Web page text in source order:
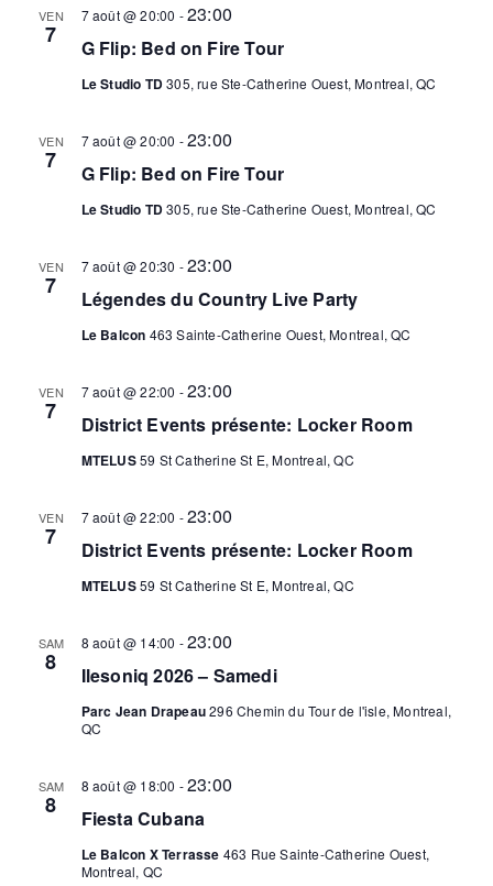
VEN
7 G Flip: Bed on Fire Tour
7 août @ 20:00 -23:00
Le Studio TD305, rue Ste-Catherine Ouest, Montreal, QC
VEN
7 G Flip: Bed on Fire Tour
7 août @ 20:00 -23:00
Le Studio TD305, rue Ste-Catherine Ouest, Montreal, QC
VEN
7 Légendes du Country Live Party
7 août @ 20:30 -23:00
Le Balcon 463 Sainte-Catherine Ouest, Montreal, QC
VEN
7 District Events présente: Locker Room
7 août @ 22:00 -23:00
MTELUS59 St Catherine St E, Montreal, QC
VEN
7 District Events présente: Locker Room
7 août @ 22:00 -23:00
MTELUS59 St Catherine St E, Montreal, QC
SAM
8 Ilesoniq 2026 – Samedi
8 août @ 14:00 -23:00
Parc Jean Drapeau296 Chemin du Tour de l'isle, Montreal,
QC
SAM
8 Fiesta Cubana
8 août @ 18:00 -23:00
Le Balcon X Terrasse 463 Rue Sainte-Catherine Ouest,
Montreal, QC